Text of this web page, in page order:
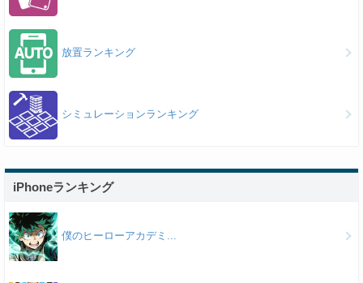
放置ランキング
シミュレーションランキング
iPhoneランキング
僕のヒーローアカデミ...